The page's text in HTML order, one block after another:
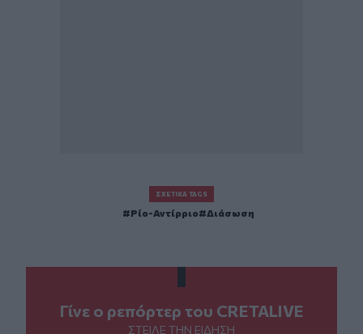
ΣΧΕΤΙΚΆ TAGS
Ρίο-Αντίρριο Διάσωση
Γίνε ο ρεπόρτερ του CRETALIVE
ΣΤΕΊΛΕ ΤΗΝ ΕΊΔΗΣΗ